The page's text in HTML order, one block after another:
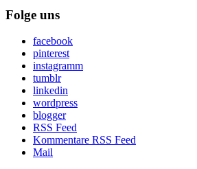
Folge uns
facebook
pinterest
instagramm
tumblr
linkedin
wordpress
blogger
RSS Feed
Kommentare RSS Feed
Mail